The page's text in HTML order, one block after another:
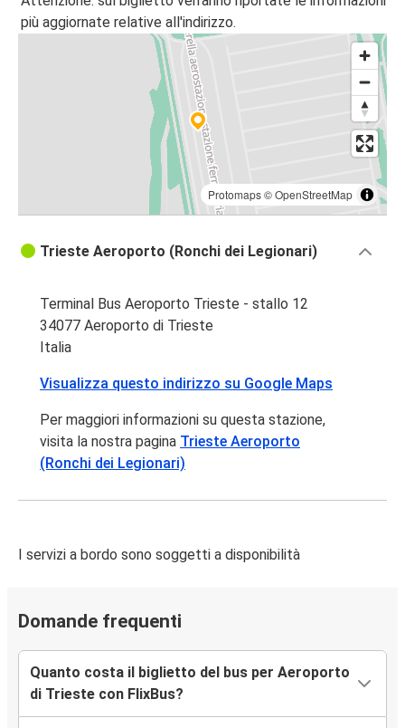
Aeroporto di Trieste
Budapest
Portorož
Aeroporto di Trieste
Aeroporto di Trieste
Zagabria
Aeroporto di Bergamo Orio al Serio
Aeroporto di Trieste
Bologna
Aeroporto di Trieste
Aeroporto di Trieste
Portorož
Aeroporto di Trieste
Roma
Aeroporto di Trieste
Padova
Aeroporto di Trieste
più aggiornate relative all'indirizzo.
Protomaps©OpenStreetMap
Trieste Aeroporto (Ronchi dei Legionari)
Terminal Bus Aeroporto Trieste - stallo 12
34077 Aeroporto di Trieste
Italia
Visualizza questo indirizzo su Google Maps
Per maggiori informazioni su questa stazione,
visita la nostra pagina Trieste Aeroporto
(Ronchi dei Legionari)
I servizi a bordo sono soggetti a disponibilità
Domande frequenti
Quanto costa il biglietto del bus per Aeroporto
di Trieste con FlixBus?